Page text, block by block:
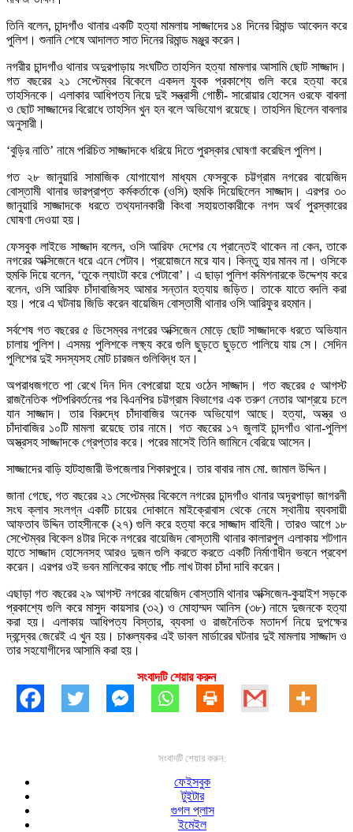
তিনি বলেন, চান্দগাঁও থানার একটি হত্যা মামলায় সাজ্জাদের ১৪ দিনের রিমান্ড আবেদন করে
পুলিশ। শুনানি শেষে আদালত সাত দিনের রিমান্ড মঞ্জুর করেন।
নগরীর চান্দগাঁও থানার অদুরপাড়ায় সংঘটিত তাহসিন হত্যা মামলার আসামি ছোট সাজ্জাদ।
গত বছরের ২১ সেপ্টেম্বর বিকেলে একদল যুবক প্রকাশ্যে গুলি করে হত্যা করে
তাহসিনকে। এলাকার আধিপত্য নিয়ে দুই সন্ত্রাসী গোষ্ঠী- সারোয়ার হোসেন ওরফে বাবলা
ও ছোট সাজ্জাদের বিরোধে তাহসিন খুন হন বলে অভিযোগ রয়েছে। তাহসিন ছিলেন বাবলার
অনুসারী।
‘বুড়ির নাতি’ নামে পরিচিত সাজ্জাদকে ধরিয়ে দিতে পুরস্কার ঘোষণা করেছিল পুলিশ।
গত ২৮ জানুয়ারি সামাজিক যোগাযোগ মাধ্যম ফেসবুকে চট্টগ্রাম নগরের বায়েজিদ
বোস্তামী থানার ভারপ্রাপ্ত কর্মকর্তাকে (ওসি) হুমকি দিয়েছিলেন সাজ্জাদ। এরপর ৩০
জানুয়ারি সাজ্জাদকে ধরতে তথ্যদানকারী কিংবা সহায়তাকারীকে নগদ অর্থ পুরস্কারের
ঘোষণা দেওয়া হয়।
ফেসবুক লাইভে সাজ্জাদ বলেন, ওসি আরিফ দেশের যে প্রান্তেই থাকেন না কেন, তাকে
নগরের অক্সিজেনে ধরে এনে পেটাব। প্রয়োজনে মরে যাব। কিন্তু হার মানব না। ওসিকে
হুমকি দিয়ে বলেন, ‘তুকে ল্যাংটা করে পেটাবো’। এ ছাড়া পুলিশ কমিশনারকে উদ্দেশ্য করে
বলেন, ওসি আরিফ চাঁদাবাজিসহ আমার সন্তান হত্যায় জড়িত। তাকে যাতে বদলি করা
হয়। পরে এ ঘটনায় জিডি করেন বায়েজিদ বোস্তামী থানার ওসি আরিফুর রহমান।
সর্বশেষ গত বছরের ৫ ডিসেম্বর নগরের অক্সিজেন মোড়ে ছোট সাজ্জাদকে ধরতে অভিযান
চালায় পুলিশ। এসময় পুলিশকে লক্ষ্য করে গুলি ছুড়তে ছুড়তে পালিয়ে যায় সে। সেদিন
পুলিশের দুই সদস্যসহ মোট চারজন গুলিবিদ্ধ হন।
অপরাধজগতে পা রেখে দিন দিন বেপরোয়া হয়ে ওঠেন সাজ্জাদ। গত বছরের ৫ আগস্ট
রাজনৈতিক পটপরিবর্তনের পর বিএনপির চট্টগ্রাম বিভাগের এক তরুণ নেতার আশ্রয়ে চলে
যান সাজ্জাদ। তার বিরুদ্ধে চাঁদাবাজির অনেক অভিযোগ আছে। হত্যা, অস্ত্র ও
চাঁদাবাজির ১০টি মামলা রয়েছে তার নামে। গত বছরের ১৭ জুলাই চান্দগাঁও থানা-পুলিশ
অস্ত্রসহ সাজ্জাদকে গ্রেপ্তার করে। পরের মাসেই তিনি জামিনে বেরিয়ে আসেন।
সাজ্জাদের বাড়ি হাটহাজারী উপজেলার শিকারপুরে। তার বাবার নাম মো. জামাল উদ্দিন।
জানা গেছে, গত বছরের ২১ সেপ্টেম্বর বিকেলে নগরের চান্দগাঁও থানার অদূরপাড়া জাগরনী
সংঘ ক্লাব সংলগ্ন একটি চায়ের দোকানে মাইক্রোবাস থেকে নেমে স্থানীয় ব্যবসায়ী
আফতাব উদ্দিন তাহসীনকে (২৭) গুলি করে হত্যা করে সাজ্জাদ বাহিনী। তারও আগে ১৮
সেপ্টেম্বর বিকেল ৪টার দিকে নগরের বায়েজিদ বোস্তামী থানার কালারপুল এলাকায় শটগান
হাতে সাজ্জাদ হোসেনসহ আরও দুজন গুলি করতে করতে একটি নির্মাণাধীন ভবনে প্রবেশ
করেন। এরপর ওই ভবন মালিকের কাছে পাঁচ লাখ টাকা চাঁদা দাবি করেন।
এছাড়া গত বছরের ২৯ আগস্ট নগরের বায়েজিদ বোস্তামি থানার অক্সিজেন-কুয়াইশ সড়কে
প্রকাশ্যে গুলি করে মাসুদ কায়সার (৩২) ও মোহাম্মদ আনিস (৩৮) নামে দুজনকে হত্যা
করা হয়। এলাকায় আধিপত্য বিস্তার, ব্যবসা ও রাজনৈতিক মতাদর্শ নিয়ে দুপক্ষের
দ্বন্দ্বের জেরেই এ খুন হয়। চাঞ্চল্যকর এই ডাবল মার্ডারের ঘটনার দুই মামলায় সাজ্জাদ ও
তার সহযোগীদের আসামি করা হয়।
সংবাদটি শেয়ার করুন
সংবাদটি শেয়ার করুন:
ফেইসবুক
টুইটার
গুগল প্লাস
ইমেইল